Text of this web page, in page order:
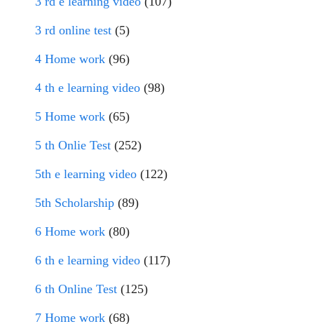
3 rd online test (5)
4 Home work (96)
4 th e learning video (98)
5 Home work (65)
5 th Onlie Test (252)
5th e learning video (122)
5th Scholarship (89)
6 Home work (80)
6 th e learning video (117)
6 th Online Test (125)
7 Home work (68)